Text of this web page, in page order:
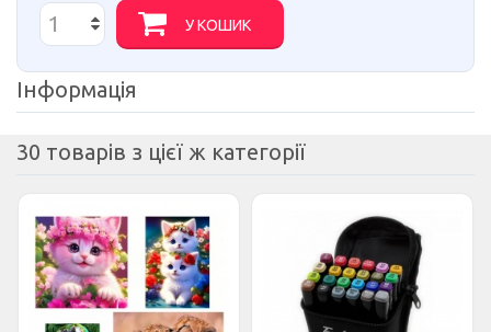
У КОШИК
Інформація
30 товарів з цієї ж категорії